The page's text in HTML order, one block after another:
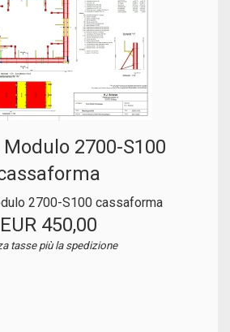
Modulo 2700-S100
2700-S100 cassaforma
EUR 450,00
tasse più la spedizione